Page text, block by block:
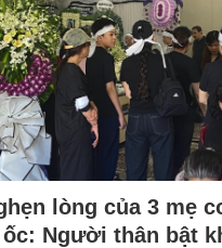
lòng của 3 mẹ
Người thân bật